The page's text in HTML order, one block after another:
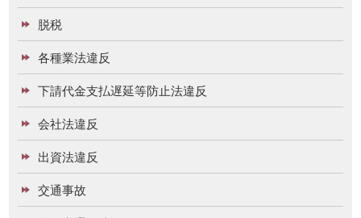
脱税
各種業法違反
下請代金支払遅延等防止法違反
会社法違反
出資法違反
交通事故